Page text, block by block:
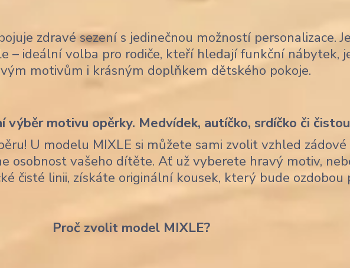
zdravé sezení s jedinečnou možností personalizace.
– ideální volba pro rodiče, kteří hledají funkční nábytek,
motivům i krásným doplňkem dětského pokoje.
motivu opěrky. Medvídek, autíčko, srdíčko či
U modelu MIXLE si můžete sami zvolit vzhled zádové
osobnost vašeho dítěte. Ať už vyberete hravý motiv,
čisté linii, získáte originální kousek, který bude ozdobou
Proč zvolit model MIXLE?